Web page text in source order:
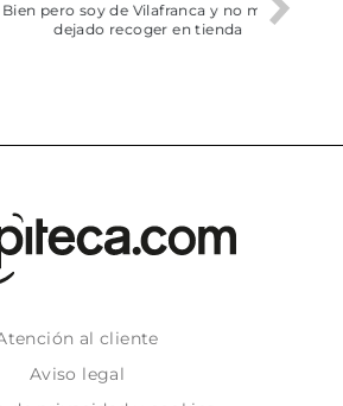
soy de Vilafranca y no me ha
recoger en tienda
al cliente
Aviso legal